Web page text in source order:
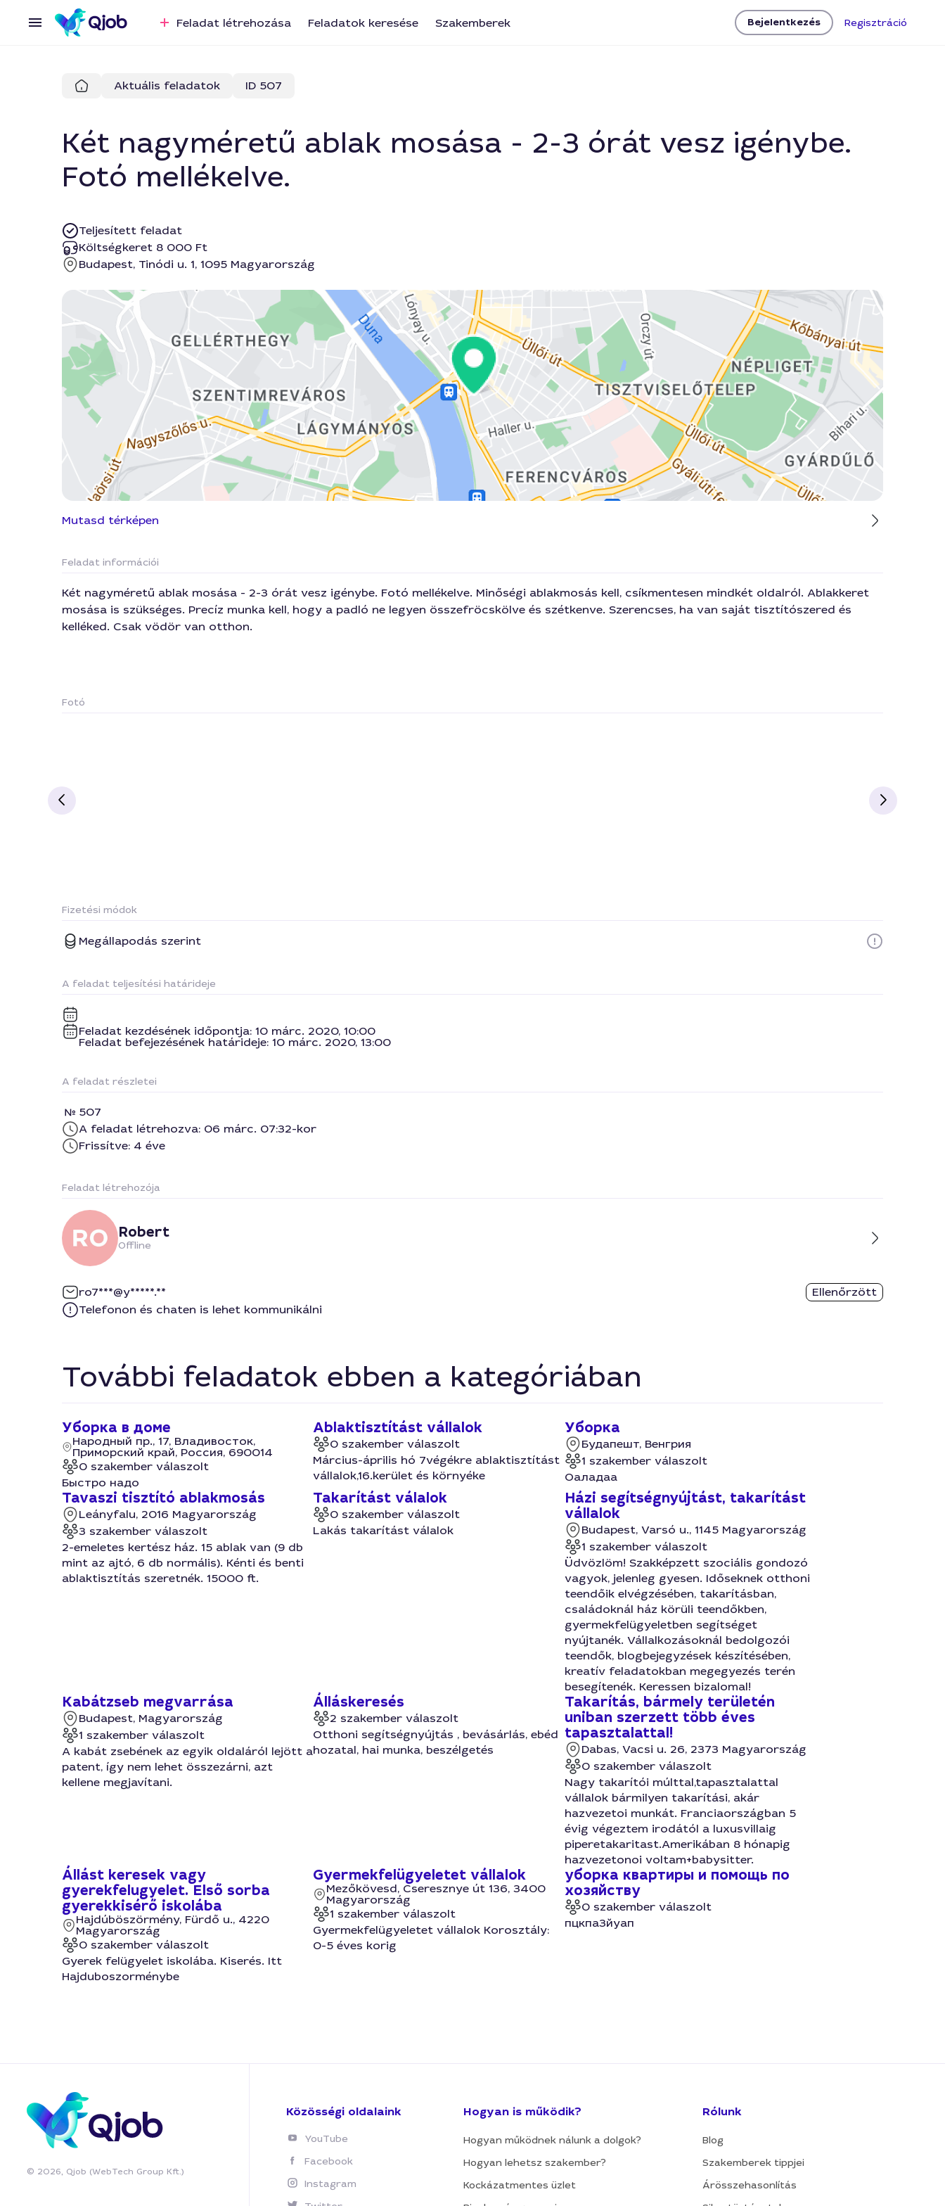
Feladat létrehozása Feladatok keresése Szakemberek Bejelentkezés Regisztráció
Aktuális feladatok ID 507
Két nagyméretű ablak mosása - 2-3 órát vesz igénybe.
Fotó mellékelve.
Teljesített feladat
Költségkeret 8 000 Ft
Budapest, Tinódi u. 1, 1095 Magyarország
Mutasd térképen
Feladat információi
Két nagyméretű ablak mosása - 2-3 órát vesz igénybe. Fotó mellékelve. Minőségi ablakmosás kell, csíkmentesen mindkét oldalról. Ablakkeret
mosása is szükséges. Precíz munka kell, hogy a padló ne legyen összefröcskölve és szétkenve. Szerencses, ha van saját tisztítószered és
kelléked. Csak vödör van otthon.
Fotó
Fizetési módok
Megállapodás szerint
A feladat teljesítési határideje
Feladat kezdésének időpontja: 10 márc. 2020, 10:00
Feladat befejezésének határideje: 10 márc. 2020, 13:00
A feladat részletei
507
A feladat létrehozva: 06 márc. 07:32-kor
Frissítve: 4 éve
Feladat létrehozója
Robert
Offline
ro7***@y*****.**
Ellenőrzött
Telefonon és chaten is lehet kommunikálni
További feladatok ebben a kategóriában
Уборка в доме
Народный пр., 17, Владивосток,
Приморский край, Россия, 690014
0 szakember válaszolt
Быстро надо
Ablaktisztítást vállalok
0 szakember válaszolt
Március-április hó 7végékre ablaktisztítást
vállalok,16.kerület és környéke
Уборка
Будапешт, Венгрия
1 szakember válaszolt
Оаладаа
Tavaszi tisztító ablakmosás
Leányfalu, 2016 Magyarország
3 szakember válaszolt
2-emeletes kertész ház. 15 ablak van (9 db
mint az ajtó, 6 db normális). Kénti és benti
ablaktisztítás szeretnék. 15000 ft.
Takarítást válalok
0 szakember válaszolt
Lakás takarítást válalok
Házi segítségnyújtást, takarítást
vállalok
Budapest, Varsó u., 1145 Magyarország
1 szakember válaszolt
Üdvözlöm! Szakképzett szociális gondozó
vagyok, jelenleg gyesen. Időseknek otthoni
teendőik elvégzésében, takarításban,
családoknál ház körüli teendőkben,
gyermekfelügyeletben segítséget
nyújtanék. Vállalkozásoknál bedolgozói
teendők, blogbejegyzések készítésében,
kreatív feladatokban megegyezés terén
besegítenék. Keressen bizalomal!
Kabátzseb megvarrása
Budapest, Magyarország
1 szakember válaszolt
A kabát zsebének az egyik oldaláról lejött a
patent, így nem lehet összezárni, azt
kellene megjavítani.
Álláskeresés
2 szakember válaszolt
Otthoni segítségnyújtás , bevásárlás, ebéd
hozatal, hai munka, beszélgetés
Takarítás, bármely területén
uniban szerzett több éves
tapasztalattal!
Dabas, Vacsi u. 26, 2373 Magyarország
0 szakember válaszolt
Nagy takarítói múlttal,tapasztalattal
vállalok bármilyen takarítási, akár
hazvezetoi munkát. Franciaországban 5
évig végeztem irodától a luxusvillaig
piperetakaritast.Amerikában 8 hónapig
hazvezetonoi voltam+babysitter.
Állást keresek vagy
gyerekfelugyelet. Első sorba
gyerekkisérő iskolába
Hajdúböszörmény, Fürdő u., 4220
Magyarország
0 szakember válaszolt
Gyerek felügyelet iskolába. Kiserés. Itt
Hajduboszorménybe
Gyermekfelügyeletet vállalok
Mezőkövesd, Cseresznye út 136, 3400
Magyarország
1 szakember válaszolt
Gyermekfelügyeletet vállalok Korosztály:
0-5 éves korig
уборка квартиры и помощь по
хозяйству
0 szakember válaszolt
пцкпа3йуап
© 2026, Qjob (WebTech Group Kft.)
Közösségi oldalaink
YouTube
Facebook
Instagram
Hogyan is működik?
Hogyan működnek nálunk a dolgok?
Hogyan lehetsz szakember?
Kockázatmentes üzlet
Rólunk
Blog
Szakemberek tippjei
Árösszehasonlítás